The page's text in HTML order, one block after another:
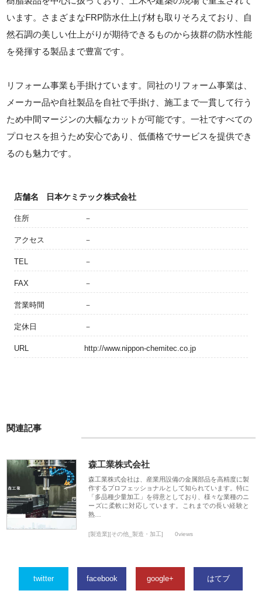
います。さまざまなFRP防水仕上げ材も取りそろえており、自
然石調の美しい仕上がりが期待できるものから抜群の防水性能
を発揮する製品まで豊富です。
リフォーム事業も手掛けています。同社のリフォーム事業は、
メーカー品や自社製品を自社で手掛け、施工まで一貫して行う
ため中間マージンの大幅なカットが可能です。一社ですべての
プロセスを担うため安心であり、低価格でサービスを提供でき
るのも魅力です。
店舗名 日本ケミテック株式会社
住所 －
アクセス －
TEL －
FAX －
営業時間 －
定休日 －
URL http://www.nippon-chemitec.co.jp
関連記事
森工業株式会社
森工業株式会社は、産業用設備の金属部品を高精度に製
作するプロフェッショナルとして知られています。特に
「多品種少量加工」を得意としており、様々な業種のニ
ーズに柔軟に対応しています。これまでの長い経験と
熟…
[製造業][その他_製造・加工] 0views
twitter facebook google+ はてブ